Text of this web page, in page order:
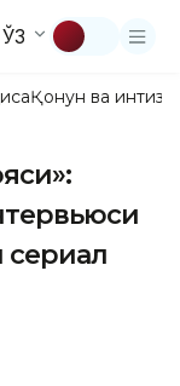
ЎЗ
Қонун ва
сериал